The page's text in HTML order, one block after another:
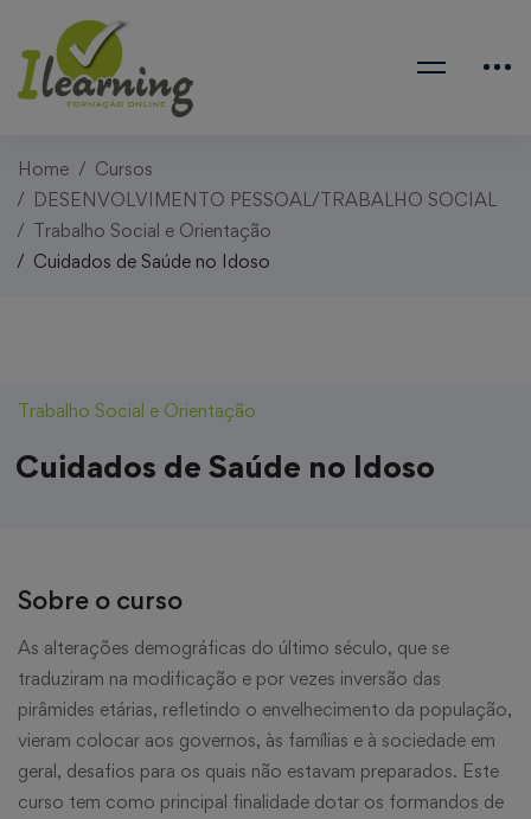
Home
Cursos
DESENVOLVIMENTO PESSOAL/TRABALHO SOCIAL
Trabalho Social e Orientação
Cuidados de Saúde no Idoso
Trabalho Social e Orientação
Cuidados de Saúde no Idoso
Sobre o curso
As alterações demográficas do último século, que se
traduziram na modificação e por vezes inversão das
pirâmides etárias, refletindo o envelhecimento da população,
vieram colocar aos governos, às famílias e à sociedade em
geral, desafios para os quais não estavam preparados. Este
curso tem como principal finalidade dotar os formandos de